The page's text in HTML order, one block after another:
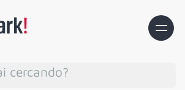
cercando?